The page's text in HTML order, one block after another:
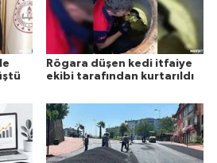
Rögara düşen kedi itfaiye
ekibi tarafından kurtarıldı